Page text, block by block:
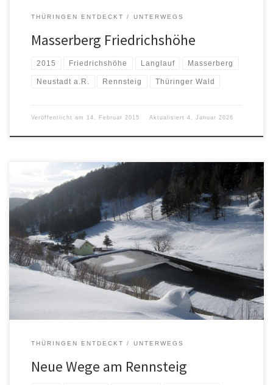
THÜRINGEN ENTDECKT UNTERWEGS
Masserberg Friedrichshöhe
2015 Friedrichshöhe Langlauf Masserberg
Neustadt a.R. Rennsteig Thüringer Wald
Veröffentlicht am 14. Februar 2015 Aktualisiert 4. Januar 2026
THÜRINGEN ENTDECKT UNTERWEGS
Neue Wege am Rennsteig